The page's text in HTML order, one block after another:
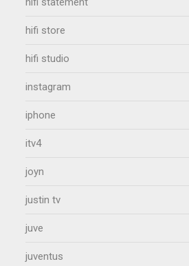
hifi store
hifi studio
instagram
iphone
itv4
joyn
justin tv
juve
juventus